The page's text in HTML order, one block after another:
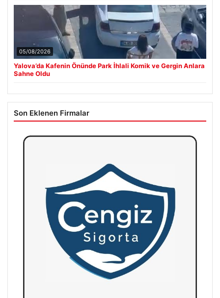
05/08/2026
Yalova’da Kafenin Önünde Park İhlali Komik ve Gergin Anlara
Sahne Oldu
Son Eklenen Firmalar